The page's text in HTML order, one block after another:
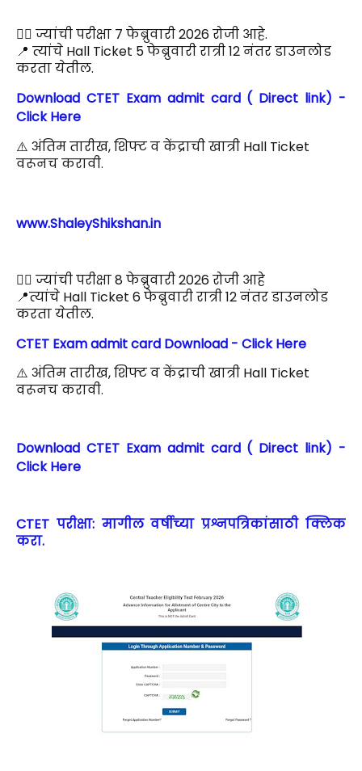
🙋‍♂️ ज्यांची परीक्षा 7 फेब्रुवारी 2026 रोजी आहे.
📍 त्यांचे Hall Ticket 5 फेब्रुवारी रात्री 12 नंतर डाउनलोड
करता येतील.
Download CTET Exam admit card ( Direct link) -
Click Here
⚠️ अंतिम तारीख, शिफ्ट व केंद्राची खात्री Hall Ticket
वरूनच करावी.
www.ShaleyShikshan.in
🙋‍♂️ ज्यांची परीक्षा 8 फेब्रुवारी 2026 रोजी आहे
📍त्यांचे Hall Ticket 6 फेब्रुवारी रात्री 12 नंतर डाउनलोड
करता येतील.
CTET Exam admit card Download - Click Here
⚠️ अंतिम तारीख, शिफ्ट व केंद्राची खात्री Hall Ticket
वरूनच करावी.
Download CTET Exam admit card ( Direct link) -
Click Here
CTET परीक्षा: मागील वर्षीच्या प्रश्नपत्रिकांसाठी क्लिक
करा.